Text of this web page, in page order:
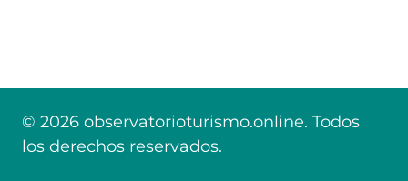
© 2026 observatorioturismo.online. Todos
los derechos reservados.